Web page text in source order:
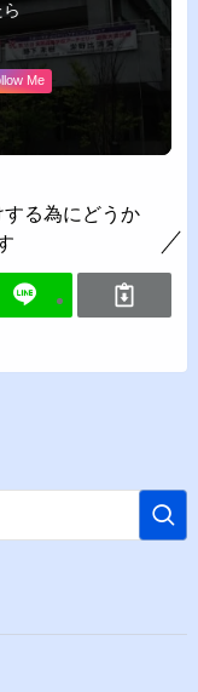
Me
る為にどうか